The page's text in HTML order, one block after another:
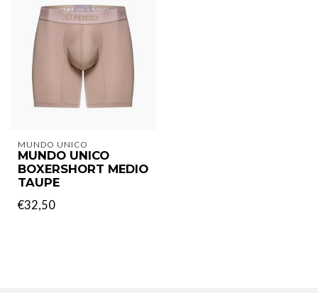
MUNDO UNICO
MUNDO UNICO
BOXERSHORT MEDIO
TAUPE
€32,50